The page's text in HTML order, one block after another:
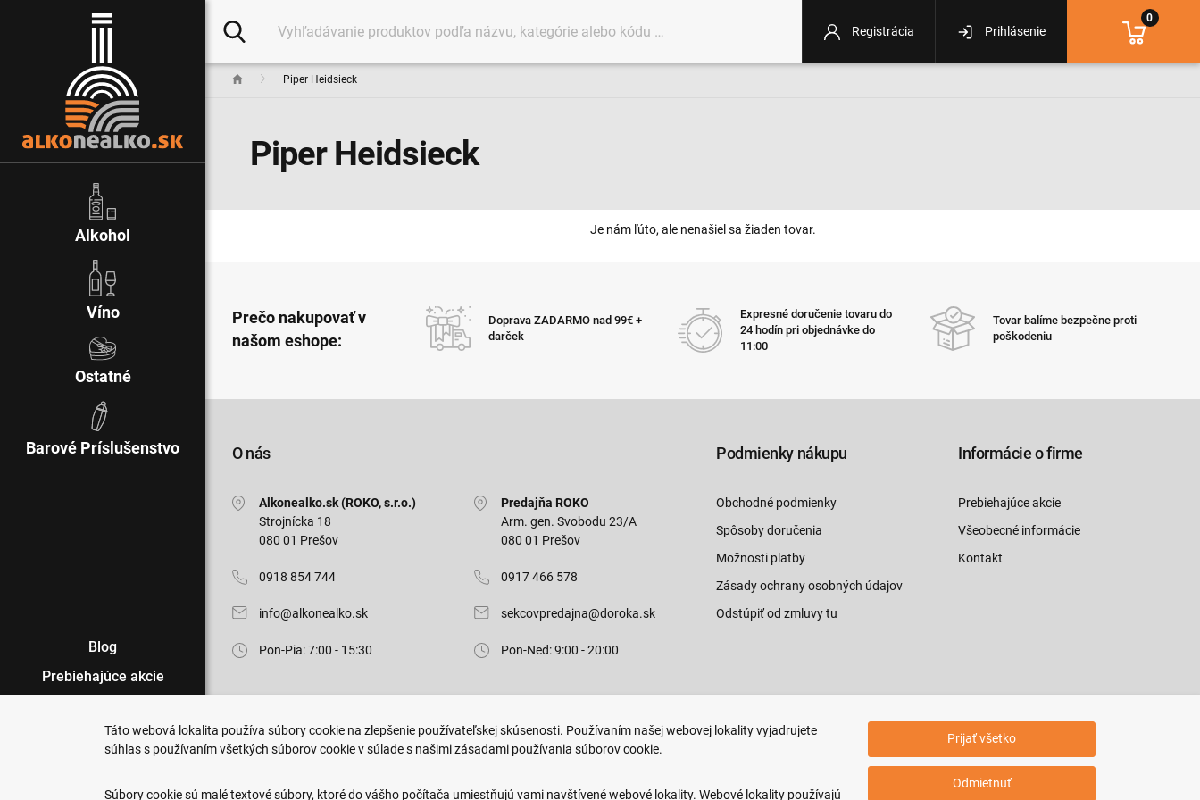
Piper Heidsieck
Piper Heidsieck
Je nám ľúto, ale nenašiel sa žiaden tovar.
Prečo nakupovať v
našom eshope:
Doprava ZADARMO nad 99€ +
darček
Expresné doručenie tovaru do
24 hodín pri objednávke do
11:00
Tovar balíme bezpečne proti
poškodeniu
O nás
Alkonealko.sk (ROKO, s.r.o.)
Strojnícka 18
080 01 Prešov
0918 854 744
info@alkonealko.sk
Pon-Pia: 7:00 - 15:30
Predajňa ROKO
Arm. gen. Svobodu 23/A
080 01 Prešov
0917 466 578
sekcovpredajna@doroka.sk
Pon-Ned: 9:00 - 20:00
Podmienky nákupu
Obchodné podmienky
Spôsoby doručenia
Možnosti platby
Zásady ochrany osobných údajov
Odstúpiť od zmluvy tu
Informácie o firme
Prebiehajúce akcie
Všeobecné informácie
Kontakt
Copyright © 2011-2026 ROKO, s.r.o.
Web dizajn: MARLOW DESIGN
Registrácia Prihlásenie
0
Alkohol
Víno
Ostatné
Barové Príslušenstvo
Blog
Prebiehajúce akcie
PredajneTáto webová lokalita používa súbory cookie na zlepšenie používateľskej skúsenosti. Používaním našej webovej lokality vyjadrujete
súhlas s používaním všetkých súborov cookie v súlade s našimi zásadami používania súborov cookie.
Súbory cookie sú malé textové súbory, ktoré do vášho počítača umiestňujú vami navštívené webové lokality. Webové lokality používajú
Prijať všetko
Odmietnuť